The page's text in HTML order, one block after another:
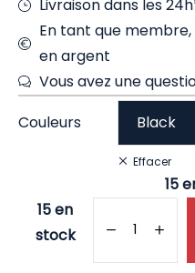
Livraison dans les
En tant que membre,
en argent
Vous avez une
Couleurs
Effacer
15
15 en
stock